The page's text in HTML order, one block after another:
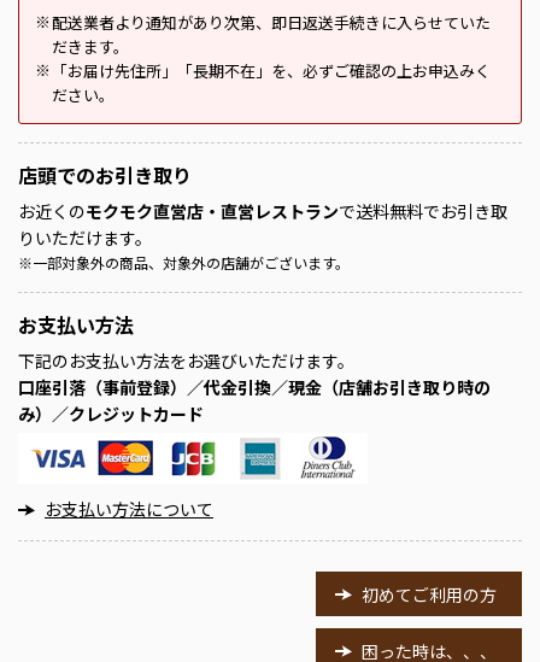
※ 配送業者より通知があり次第、即日返送手続きに入らせていた
だきます。
※
「お届け先住所」「長期不在」を、必ずご確認の上お申込みく
ださい。
店頭でのお引き取り
お近くのモクモク直営店・直営レストランで送料無料でお引き取
りいただけます。
※一部対象外の商品、対象外の店舗がございます。
お支払い方法
下記のお支払い方法をお選びいただけます。
口座引落（事前登録）／代金引換／現金（店舗お引き取り時の
み）／クレジットカード
お支払い方法について
初めてご利用の方
困った時は、、、